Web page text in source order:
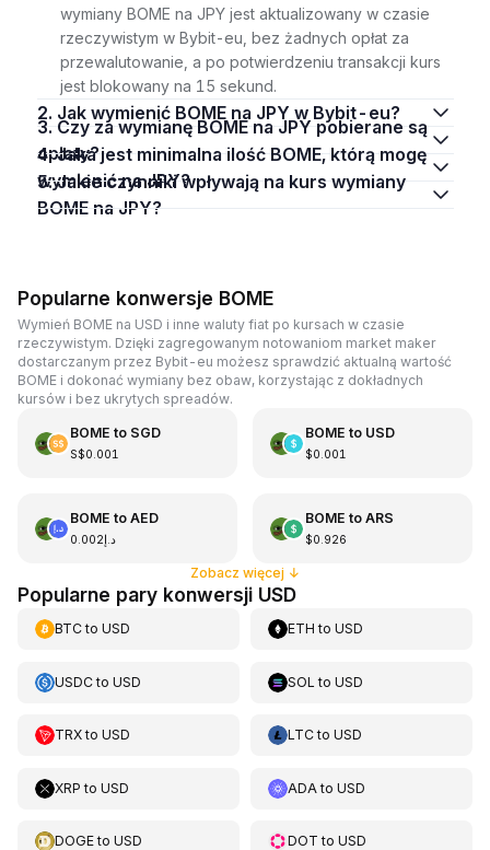
wymiany BOME na JPY jest aktualizowany w czasie
rzeczywistym w Bybit-eu, bez żadnych opłat za
przewalutowanie, a po potwierdzeniu transakcji kurs
jest blokowany na 15 sekund.
2. Jak wymienić BOME na JPY w Bybit-eu?
3. Czy za wymianę BOME na JPY pobierane są
opłaty?
4. Jaka jest minimalna ilość BOME, którą mogę
wymienić na JPY?
5. Jakie czynniki wpływają na kurs wymiany
BOME na JPY?
Popularne konwersje BOME
Wymień BOME na USD i inne waluty fiat po kursach w czasie
rzeczywistym. Dzięki zagregowanym notowaniom market maker
dostarczanym przez Bybit-eu możesz sprawdzić aktualną wartość
BOME i dokonać wymiany bez obaw, korzystając z dokładnych
kursów i bez ukrytych spreadów.
BOME to SGD
S$0.001
BOME to USD
$0.001
BOME to AED
د.إ0.002
BOME to ARS
$0.926
Zobacz więcej ↓
Popularne pary konwersji USD
BTCto USD ETH toUSD
USDCto USD SOL toUSD
TRXto USD LTCtoUSD
XRP to USD ADA toUSD
DOGEto USD DOT toUSD